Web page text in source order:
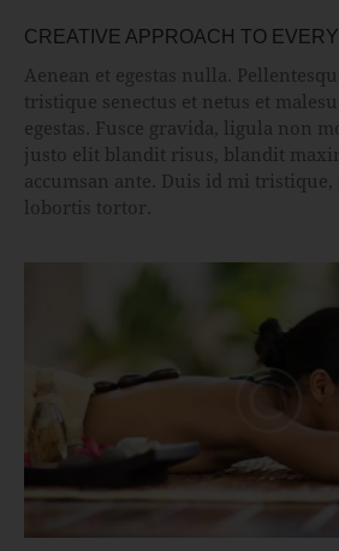
CREATIVE APPROACH TO
Aenean et egestas nulla.
tristique senectus et netus et
egestas. Fusce gravida, ligula non
justo elit blandit risus, blandit
accumsan ante. Duis id mi
lobortis tortor.